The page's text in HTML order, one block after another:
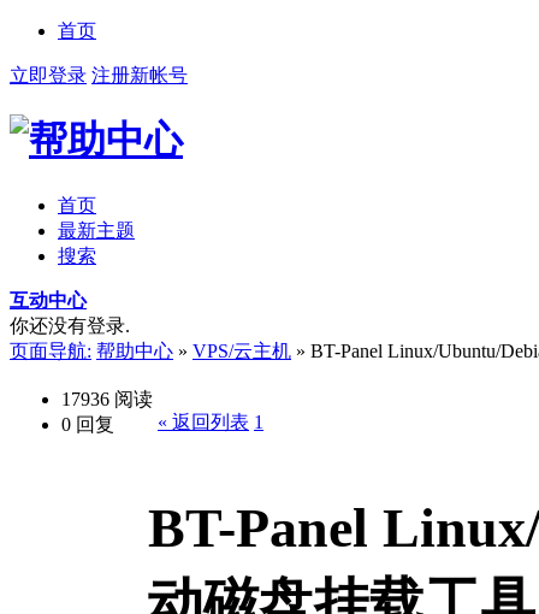
首页
立即登录 注册新帐号
首页
最新主题
搜索
互动中心
你还没有登录.
页面导航: 帮助中心 » VPS/云主机 » BT-Panel Linux/Ubuntu/
17936 阅读
0 回复 « 返回列表 1
BT-Panel